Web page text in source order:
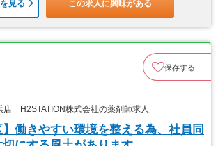
見る この求人に興味がある
保存する
H2STATION株式会社の薬剤師求人
】働きやすい環境を整える為、社員同